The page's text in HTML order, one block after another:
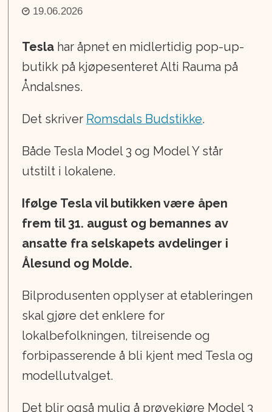
19.06.2026
Tesla har åpnet en midlertidig pop-up-
butikk på kjøpesenteret Alti Rauma på
Åndalsnes.
Det skriver Romsdals Budstikke.
Både Tesla Model 3 og Model Y står
utstilt i lokalene.
Ifølge Tesla vil butikken være åpen
frem til 31. august og bemannes av
ansatte fra selskapets avdelinger i
Ålesund og Molde.
Bilprodusenten opplyser at etableringen
skal gjøre det enklere for
lokalbefolkningen, tilreisende og
forbipasserende å bli kjent med Tesla og
modellutvalget.
Det blir også mulig å prøvekjøre Model 3